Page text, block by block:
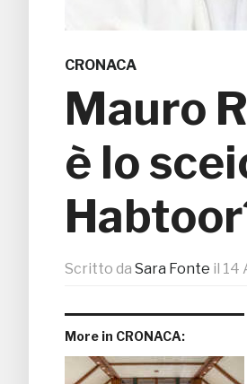
CRONACA
Mauro
è lo
Scritto da Sara Fonte il 14
More in CRONACA: